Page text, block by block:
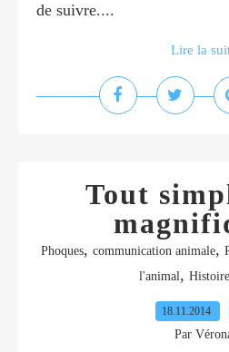
de suivre....
Lire la
Tout
Phoques, communication animale,
l'animal,
18.11.2014
Par